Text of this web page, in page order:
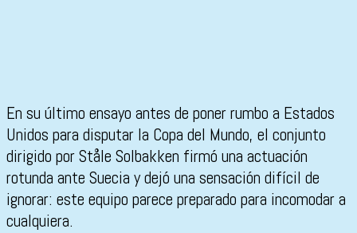
En su último ensayo antes de poner rumbo a Estados
Unidos para disputar la Copa del Mundo, el conjunto
dirigido por Ståle Solbakken firmó una actuación
rotunda ante Suecia y dejó una sensación difícil de
ignorar: este equipo parece preparado para incomodar a
cualquiera.